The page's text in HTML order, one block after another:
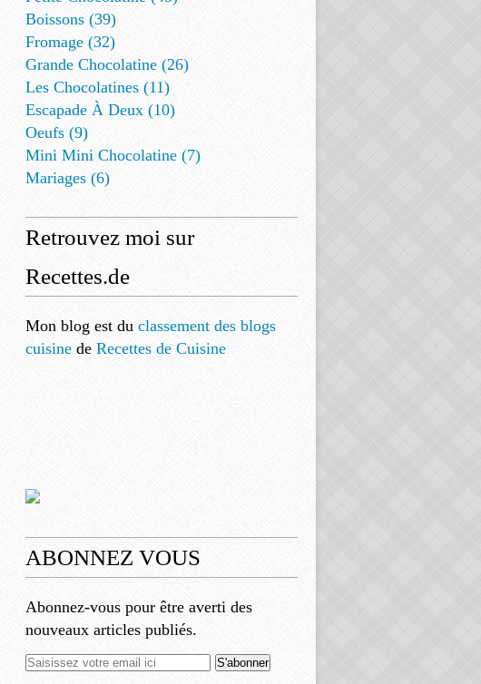
Boissons (39)
Fromage (32)
Grande Chocolatine (26)
Les Chocolatines (11)
Escapade À Deux (10)
Oeufs (9)
Mini Mini Chocolatine (7)
Mariages (6)
Retrouvez moi sur
Recettes.de
Mon blog est du classement des blogs
cuisine de Recettes de Cuisine
ABONNEZ VOUS
Abonnez-vous pour être averti des
nouveaux articles publiés.